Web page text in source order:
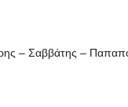
– Σαββάτης –